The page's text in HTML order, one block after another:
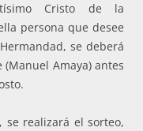
Cristo de la
persona que desee
se deberá
Amaya) antes
se realizará el sorteo,